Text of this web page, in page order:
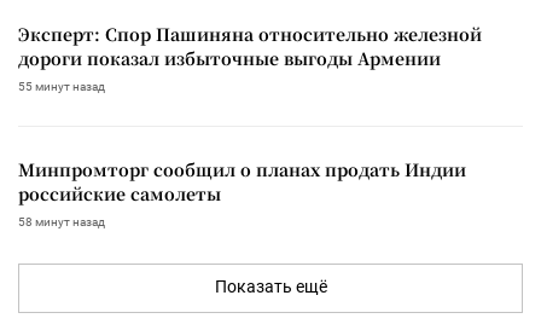
Эксперт: Спор Пашиняна относительно железной
дороги показал избыточные выгоды Армении
55 минут назад
Минпромторг сообщил о планах продать Индии
российские самолеты
58 минут назад
Показать ещё